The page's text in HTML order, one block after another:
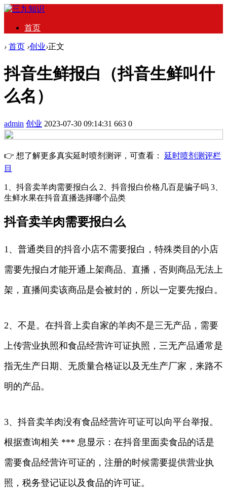
首页
› 首页 ›创业›正文
抖音生鲜报白（抖音生鲜叫什
么名）
admin 创业 2023-07-30 09:14:31 663 0
👉 想了解更多真实延时喷剂测评，可查看： 延时喷剂测评栏
目
1、抖音卖羊肉需要报白么 2、抖音报白价格几百是骗子吗 3、
生鲜水果在抖音直播选择哪个品类
抖音卖羊肉需要报白么
1、普通类目的抖音小店不需要报白，特殊类目的小店
需要先报白才能开通上架商品、直播，否则商品无法上
架，直播间卖该商品是会被封的，所以一定要先报白。
2、不是。在抖音上卖自家的羊肉不是三无产品，需要
上传营业执照和食品经营许可证执照，三无产品通常是
指无生产日期、无质量合格证以及无生产厂家，来路不
明的产品。
3、抖音卖羊肉没有食品经营许可证可以向平台举报。
根据查询相关 *** 息显示：在抖音里面卖食品的话是
需要食品经营许可证的，注册的时候需要提供营业执
照，税务登记证以及食品的许可证。